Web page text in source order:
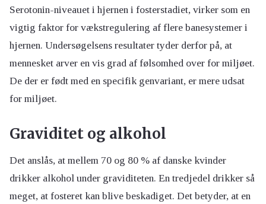
Serotonin-niveauet i hjernen i fosterstadiet, virker som en
vigtig faktor for vækstregulering af flere banesystemer i
hjernen. Undersøgelsens resultater tyder derfor på, at
mennesket arver en vis grad af følsomhed over for miljøet.
De der er født med en specifik genvariant, er mere udsat
for miljøet.
Graviditet og alkohol
Det anslås, at mellem 70 og 80 % af danske kvinder
drikker alkohol under graviditeten. En tredjedel drikker så
meget, at fosteret kan blive beskadiget. Det betyder, at en